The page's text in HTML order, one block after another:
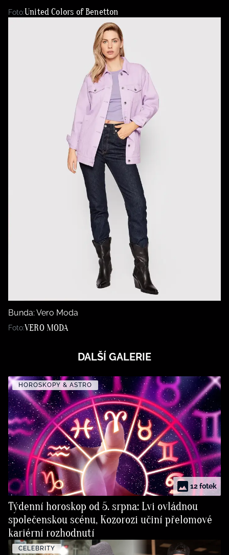
Foto:United Colors of Benetton
Bunda: Vero Moda
Foto:VERO MODA
DALŠÍ GALERIE
HOROSKOPY & ASTRO
12 fotek
Týdenní horoskop od 5. srpna: Lvi ovládnou
společenskou scénu, Kozorozi učiní přelomové
kariérní rozhodnutí
CELEBRITY